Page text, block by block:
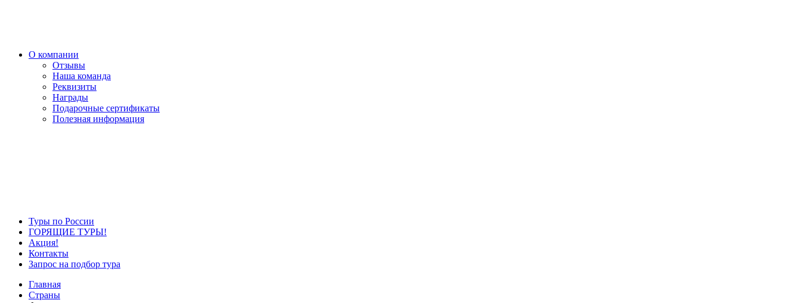
О компании
Отзывы
Наша команда
Реквизиты
Награды
Подарочные сертификаты
Полезная информация
Туры по России
ГОРЯЩИЕ ТУРЫ!
Акция!
Контакты
Запрос на подбор тура
Главная
Страны